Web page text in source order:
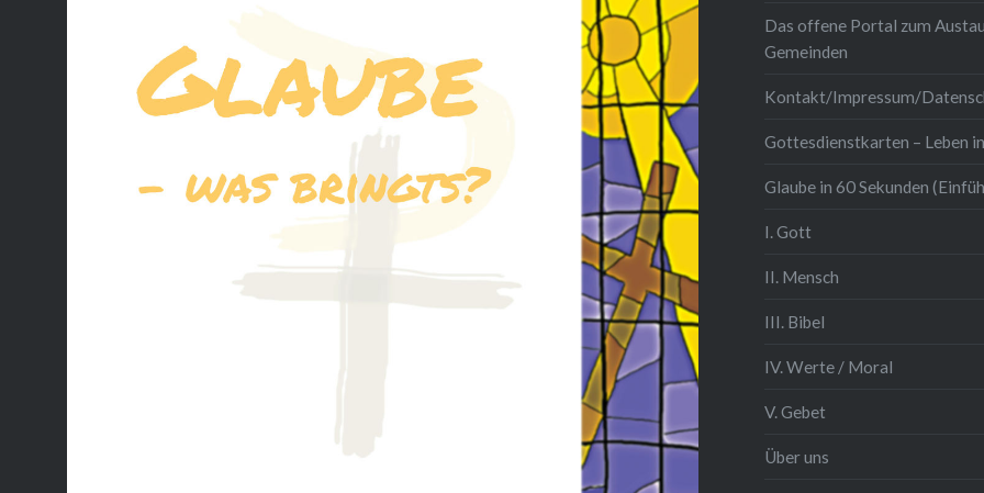
Das offene Portal zum
Gemeinden
Kontakt/Impressum/
Gottesdienstkarten – Leben
Glaube in 60 Sekunden
I. Gott
II. Mensch
III. Bibel
IV. Werte / Moral
V. Gebet
Über uns